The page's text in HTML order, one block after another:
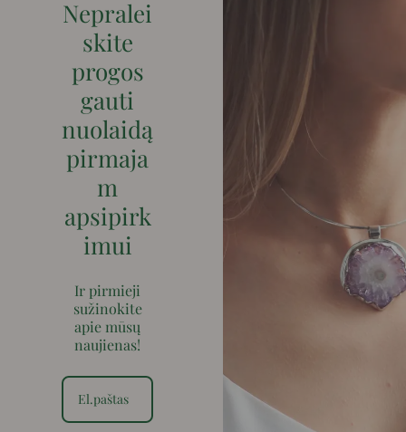
Nepralei
skite
progos
gauti
nuolaidą
pirmaja
m
apsipirk
imui
Ir pirmieji
sužinokite
apie mūsų
naujienas!